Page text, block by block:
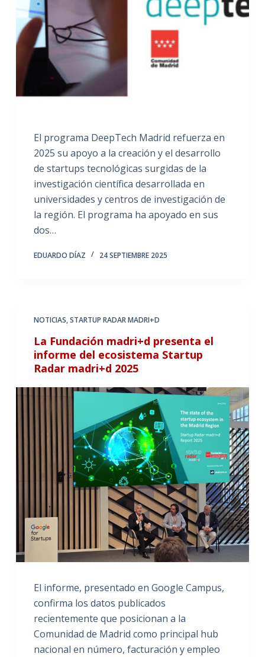
El programa DeepTech Madrid refuerza en
2025 su apoyo a la creación y el desarrollo
de startups tecnológicas surgidas de la
investigación científica desarrollada en
universidades y centros de investigación de
la región. El programa ha apoyado en sus
dos…
EDUARDO DÍAZ 24 SEPTIEMBRE 2025
NOTICIAS,STARTUP RADAR MADRI+D
La Fundación madri+d presenta el
informe del ecosistema Startup
Radar madri+d 2025
El informe, presentado en Google Campus,
confirma los datos publicados
recientemente que posicionan a la
Comunidad de Madrid como principal hub
nacional en número, facturación y empleo